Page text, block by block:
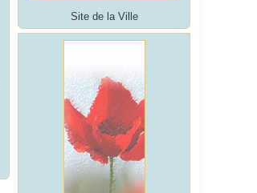
Site de la Ville